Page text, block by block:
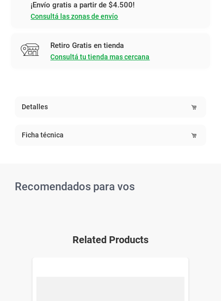
¡Envío gratis a partir de $4.500!
Consultá las zonas de envío
Retiro Gratis en tienda
Consultá tu tienda mas cercana
Detalles
Ficha técnica
Recomendados para vos
Related Products